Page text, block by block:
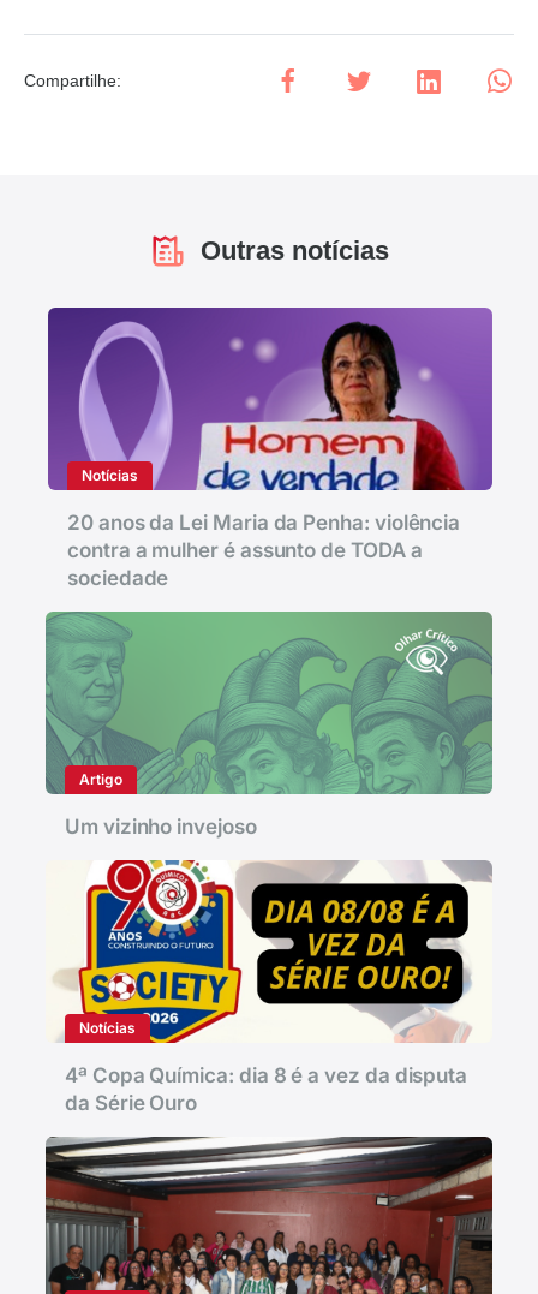
Compartilhe:
Outras notícias
Notícias
20 anos da Lei Maria da Penha: violência
contra a mulher é assunto de TODA a
sociedade
Artigo
Um vizinho invejoso
Notícias
4ª Copa Química: dia 8 é a vez da disputa
da Série Ouro